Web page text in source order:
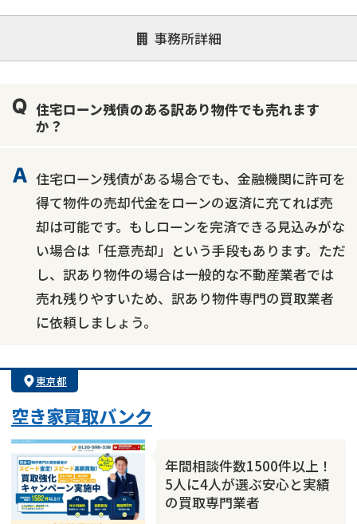
事務所詳細
対応が親身 オンライン面談可能
レスポンスが早い
1億円以上の買取可
住宅ローン残債のある訳あり物件でも売れます
か？
住宅ローン残債がある場合でも、金融機関に許可を
得て物件の売却代金をローンの返済に充てれば売
却は可能です。もしローンを完済できる見込みがな
い場合は「任意売却」という手段もあります。ただ
し、訳あり物件の場合は一般的な不動産業者では
売れ残りやすいため、訳あり物件専門の買取業者
に依頼しましょう。
東京都
空き家買取バンク
年間相談件数1500件以上！
5人に4人が選ぶ安心と実績
の買取専門業者